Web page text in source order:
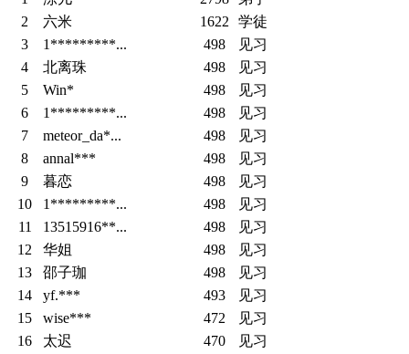
2
六米 1622
学徒
3
1*********... 498
见习
4
北离珠 498
见习
5
Win* 498
见习
6
1*********... 498
见习
7
meteor_da*... 498
见习
8
annal*** 498
见习
9
暮恋 498
见习
10
1*********... 498
见习
11
13515916**... 498
见习
12
华姐 498
见习
13
邵子珈 498
见习
14
yf.*** 493
见习
15
wise*** 472
见习
16
太迟 470
见习